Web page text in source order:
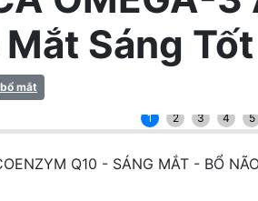
Sáng
mắt
1 2 3 4 5
Q10 - SÁNG MẮT - BỔ